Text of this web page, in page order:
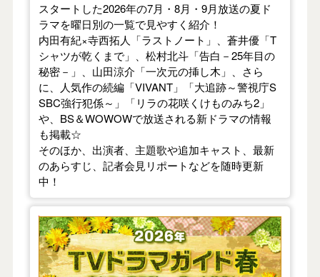
スタートした2026年の7月・8月・9月放送の夏ド
ラマを曜日別の一覧で見やすく紹介！
内田有紀×寺西拓人「ラストノート」、蒼井優「T
シャツが乾くまで」、松村北斗「告白－25年目の
秘密－」、山田涼介「一次元の挿し木」、さら
に、人気作の続編「VIVANT」「大追跡～警視庁S
SBC強行犯係～」「リラの花咲くけものみち2」
や、BS＆WOWOWで放送される新ドラマの情報
も掲載☆
そのほか、出演者、主題歌や追加キャスト、最新
のあらすじ、記者会見リポートなどを随時更新
中！
【2026年春】TVドラマガイド